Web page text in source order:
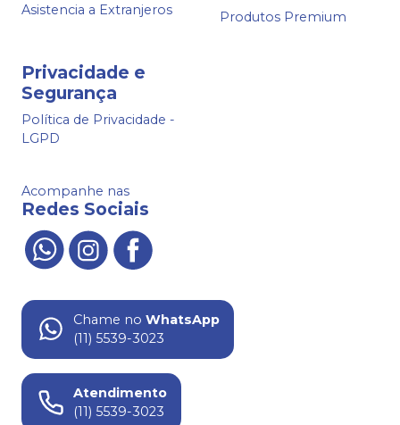
Asistencia a Extranjeros
Produtos Premium
Privacidade e
Segurança
Política de Privacidade -
LGPD
Acompanhe nas
Redes Sociais
Chame no WhatsApp
(11) 5539-3023
Atendimento
(11) 5539-3023